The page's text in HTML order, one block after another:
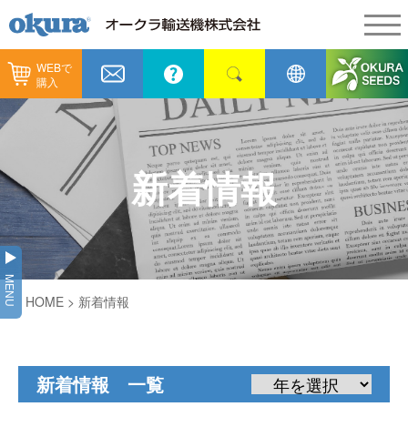
WEBで
購入
製品情報
製品情報
コンベヤ機器
コンベヤ機器を探す
用途から探す
コンベヤ機器の技術情報
GTPシステム
納入事例
納入事例
全業種
製造
物流
通販
メンテナンス
カタログ／CAD
会社情報
会社情報
企業理念
採用情報
オークラミュージアム
新着情報
MENU HOME > 新着情報
新着情報 一覧